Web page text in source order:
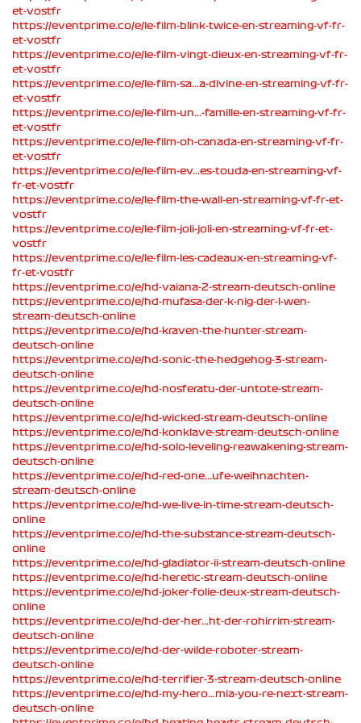
et-vostfr
https://eventprime.co/e/le-film-blink-twice-en-streaming-vf-fr-
et-vostfr
https://eventprime.co/e/le-film-vingt-dieux-en-streaming-vf-fr-
et-vostfr
https://eventprime.co/e/le-film-sa...a-divine-en-streaming-vf-fr-
et-vostfr
https://eventprime.co/e/le-film-un...-famille-en-streaming-vf-fr-
et-vostfr
https://eventprime.co/e/le-film-oh-canada-en-streaming-vf-fr-
et-vostfr
https://eventprime.co/e/le-film-ev...es-touda-en-streaming-vf-
fr-et-vostfr
https://eventprime.co/e/le-film-the-wall-en-streaming-vf-fr-et-
vostfr
https://eventprime.co/e/le-film-joli-joli-en-streaming-vf-fr-et-
vostfr
https://eventprime.co/e/le-film-les-cadeaux-en-streaming-vf-
fr-et-vostfr
https://eventprime.co/e/hd-vaiana-2-stream-deutsch-online
https://eventprime.co/e/hd-mufasa-der-k-nig-der-l-wen-
stream-deutsch-online
https://eventprime.co/e/hd-kraven-the-hunter-stream-
deutsch-online
https://eventprime.co/e/hd-sonic-the-hedgehog-3-stream-
deutsch-online
https://eventprime.co/e/hd-nosferatu-der-untote-stream-
deutsch-online
https://eventprime.co/e/hd-wicked-stream-deutsch-online
https://eventprime.co/e/hd-konklave-stream-deutsch-online
https://eventprime.co/e/hd-solo-leveling-reawakening-stream-
deutsch-online
https://eventprime.co/e/hd-red-one...ufe-weihnachten-
stream-deutsch-online
https://eventprime.co/e/hd-we-live-in-time-stream-deutsch-
online
https://eventprime.co/e/hd-the-substance-stream-deutsch-
online
https://eventprime.co/e/hd-gladiator-ii-stream-deutsch-online
https://eventprime.co/e/hd-heretic-stream-deutsch-online
https://eventprime.co/e/hd-joker-folie-deux-stream-deutsch-
online
https://eventprime.co/e/hd-der-her...ht-der-rohirrim-stream-
deutsch-online
https://eventprime.co/e/hd-der-wilde-roboter-stream-
deutsch-online
https://eventprime.co/e/hd-terrifier-3-stream-deutsch-online
https://eventprime.co/e/hd-my-hero...mia-you-re-next-stream-
deutsch-online